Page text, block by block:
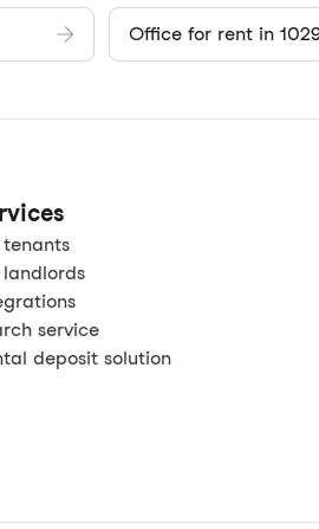
Office for rent in
tenants
landlords
service
deposit solution